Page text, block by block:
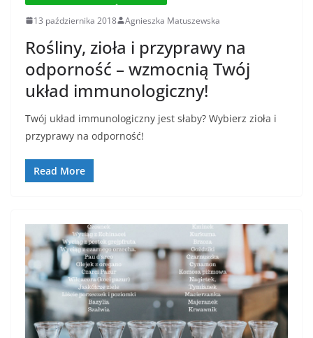
13 października 2018 Agnieszka Matuszewska
Rośliny, zioła i przyprawy na
odporność – wzmocnią Twój
układ immunologiczny!
Twój układ immunologiczny jest słaby? Wybierz zioła i
przyprawy na odporność!
Read More